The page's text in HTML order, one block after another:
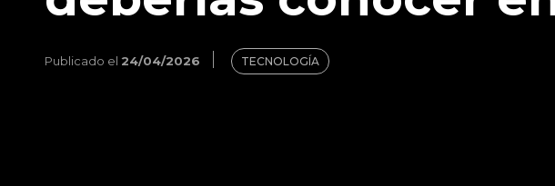
Publicado el 24/04/2026 TECNOLOGÍA